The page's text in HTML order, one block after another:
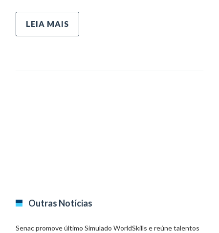
LEIA MAIS
Outras Notícias
Senac promove último Simulado WorldSkills e reúne talentos